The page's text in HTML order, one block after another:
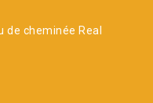
de cheminée Real